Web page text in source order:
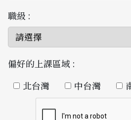
職級 :
偏好的上課區域 :
北台灣
中台灣